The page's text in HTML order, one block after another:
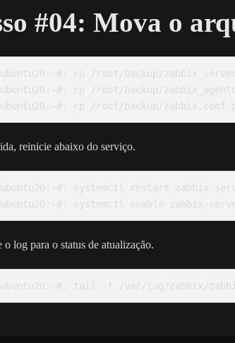
#04: Mova o
cp /root/backup/
cp /root/backup/
reinicie abaixo do serviço.
systemctl restart zabbix-
o log para o status de atualização.